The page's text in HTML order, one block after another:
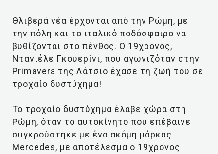
Θλιβερά νέα έρχονται από την Ρώμη, με
την πόλη και το ιταλικό ποδόσφαιρο να
βυθίζονται στο πένθος. Ο 19χρονος,
Ντανιέλε Γκουερίνι, που αγωνιζόταν στην
Primavera της Λάτσιο έχασε τη ζωή του σε
τροχαίο δυστύχημα!
Το τροχαίο δυστύχημα έλαβε χώρα στη
Ρώμη, όταν το αυτοκίνητο που επέβαινε
συγκρούστηκε με ένα ακόμη μάρκας
Mercedes, με αποτέλεσμα ο 19χρονος